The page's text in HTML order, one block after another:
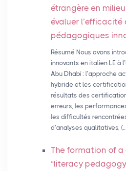
étrangère en
évaluer
pédagogiques
Résumé Nous avons
innovants en italien LE à
Abu Dhabi : l’approche
hybride et les
résultats des
erreurs, les
les difficultés
d’analyses qualitatives,
The formation of
“literacy